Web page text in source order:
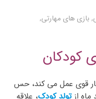
, بازی های مهارتی,
کودکان
قوی عمل می کند، حس
ازتولد کودک، علاقه